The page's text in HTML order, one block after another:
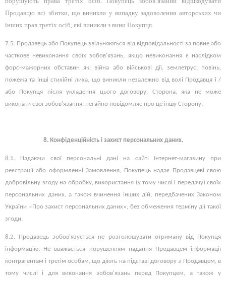
Продавцю всі збитки, що виникли у випадку задоволення авторських чи
інших прав третіх осіб, які виникли з вини Покупця.
7.5. Продавець або Покупець звільняються від відповідальності за повне або
часткове невиконання своїх зобов'язань, якщо невиконання є наслідком
форс-мажорних обставин як: війна або військові дії, землетрус, повінь,
пожежа та інші стихійні лиха, що виникли незалежно від волі Продавця і /
або Покупця після укладення цього договору. Сторона, яка не може
виконати свої зобов'язання, негайно повідомляє про це іншу Сторону.
8. Конфіденційність і захист персональних даних.
8.1. Надаючи свої персональні дані на сайті Інтернет-магазину при
реєстрації або оформленні Замовлення, Покупець надає Продавцеві свою
добровільну згоду на обробку, використання (у тому числі і передачу) своїх
персональних даних, а також вчинення інших дій, передбачених Законом
України «Про захист персональних даних», без обмеження терміну дії такої
згоди.
8.2. Продавець зобов'язується не розголошувати отриману від Покупця
інформацію. Не вважається порушенням надання Продавцем інформації
контрагентам і третім особам, що діють на підставі договору з Продавцем, в
тому числі і для виконання зобов'язань перед Покупцем, а також у